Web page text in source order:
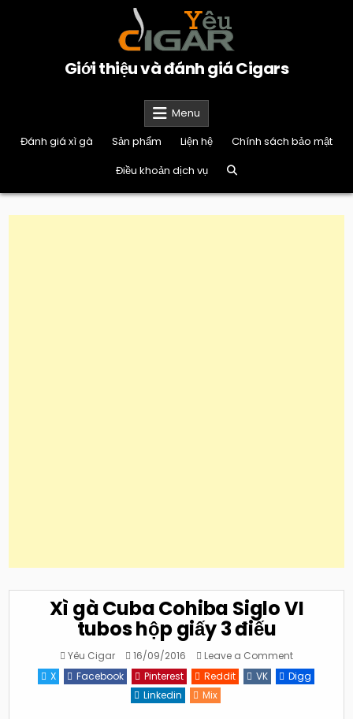
Giới thiệu và đánh giá Cigars
Menu
Đánh giá xì gà
Sản phẩm Liện hệ
Chính sách bảo mật
Điều khoản dịch vụ
Xì gà Cuba Cohiba Siglo VI
tubos hộp giấy 3 điếu
Yêu Cigar 16/09/2016 Leave a Commenton
gà
Cuba
X Facebook Pinterest Reddit VK
Digg
Linkedin
Mix